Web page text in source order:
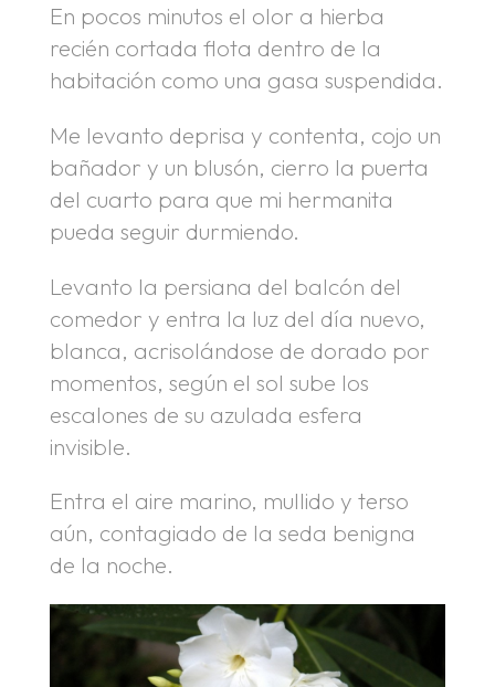
En pocos minutos el olor a hierba
recién cortada flota dentro de la
habitación como una gasa suspendida.
Me levanto deprisa y contenta, cojo un
bañador y un blusón, cierro la puerta
del cuarto para que mi hermanita
pueda seguir durmiendo.
Levanto la persiana del balcón del
comedor y entra la luz del día nuevo,
blanca, acrisolándose de dorado por
momentos, según el sol sube los
escalones de su azulada esfera
invisible.
Entra el aire marino, mullido y terso
aún, contagiado de la seda benigna
de la noche.